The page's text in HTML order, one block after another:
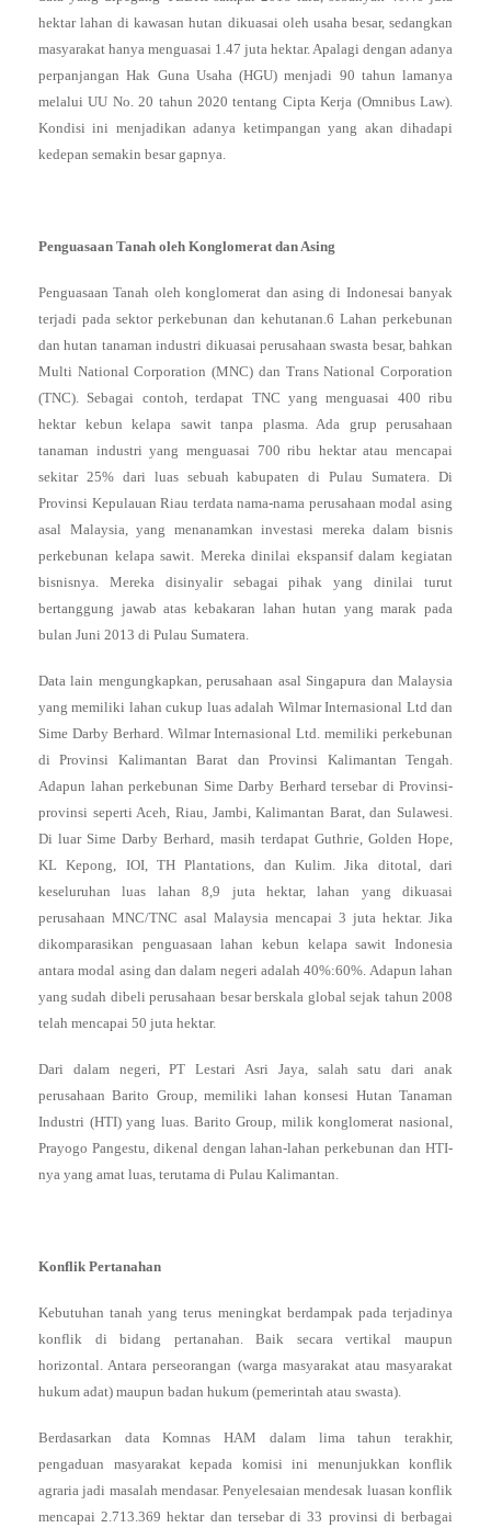
hektar lahan di kawasan hutan dikuasai oleh usaha besar, sedangkan
masyarakat hanya menguasai 1.47 juta hektar. Apalagi dengan adanya
perpanjangan Hak Guna Usaha (HGU) menjadi 90 tahun lamanya
melalui UU No. 20 tahun 2020 tentang Cipta Kerja (Omnibus Law).
Kondisi ini menjadikan adanya ketimpangan yang akan dihadapi
kedepan semakin besar gapnya.
Penguasaan Tanah oleh Konglomerat dan Asing
Penguasaan Tanah oleh konglomerat dan asing di Indonesai banyak
terjadi pada sektor perkebunan dan kehutanan.6 Lahan perkebunan
dan hutan tanaman industri dikuasai perusahaan swasta besar, bahkan
Multi National Corporation (MNC) dan Trans National Corporation
(TNC). Sebagai contoh, terdapat TNC yang menguasai 400 ribu
hektar kebun kelapa sawit tanpa plasma. Ada grup perusahaan
tanaman industri yang menguasai 700 ribu hektar atau mencapai
sekitar 25% dari luas sebuah kabupaten di Pulau Sumatera. Di
Provinsi Kepulauan Riau terdata nama-nama perusahaan modal asing
asal Malaysia, yang menanamkan investasi mereka dalam bisnis
perkebunan kelapa sawit. Mereka dinilai ekspansif dalam kegiatan
bisnisnya. Mereka disinyalir sebagai pihak yang dinilai turut
bertanggung jawab atas kebakaran lahan hutan yang marak pada
bulan Juni 2013 di Pulau Sumatera.
Data lain mengungkapkan, perusahaan asal Singapura dan Malaysia
yang memiliki lahan cukup luas adalah Wilmar Internasional Ltd dan
Sime Darby Berhard. Wilmar Internasional Ltd. memiliki perkebunan
di Provinsi Kalimantan Barat dan Provinsi Kalimantan Tengah.
Adapun lahan perkebunan Sime Darby Berhard tersebar di Provinsi-
provinsi seperti Aceh, Riau, Jambi, Kalimantan Barat, dan Sulawesi.
Di luar Sime Darby Berhard, masih terdapat Guthrie, Golden Hope,
KL Kepong, IOI, TH Plantations, dan Kulim. Jika ditotal, dari
keseluruhan luas lahan 8,9 juta hektar, lahan yang dikuasai
perusahaan MNC/TNC asal Malaysia mencapai 3 juta hektar. Jika
dikomparasikan penguasaan lahan kebun kelapa sawit Indonesia
antara modal asing dan dalam negeri adalah 40%:60%. Adapun lahan
yang sudah dibeli perusahaan besar berskala global sejak tahun 2008
telah mencapai 50 juta hektar.
Dari dalam negeri, PT Lestari Asri Jaya, salah satu dari anak
perusahaan Barito Group, memiliki lahan konsesi Hutan Tanaman
Industri (HTI) yang luas. Barito Group, milik konglomerat nasional,
Prayogo Pangestu, dikenal dengan lahan-lahan perkebunan dan HTI-
nya yang amat luas, terutama di Pulau Kalimantan.
Konflik Pertanahan
Kebutuhan tanah yang terus meningkat berdampak pada terjadinya
konflik di bidang pertanahan. Baik secara vertikal maupun
horizontal. Antara perseorangan (warga masyarakat atau masyarakat
hukum adat) maupun badan hukum (pemerintah atau swasta).
Berdasarkan data Komnas HAM dalam lima tahun terakhir,
pengaduan masyarakat kepada komisi ini menunjukkan konflik
agraria jadi masalah mendasar. Penyelesaian mendesak luasan konflik
mencapai 2.713.369 hektar dan tersebar di 33 provinsi di berbagai